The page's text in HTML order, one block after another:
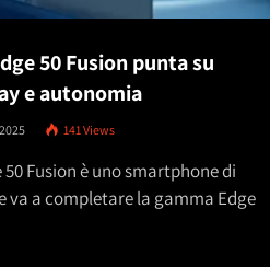
50 Fusion punta su
e autonomia
141Views
Fusion è uno smartphone di
va a completare la gamma Edge